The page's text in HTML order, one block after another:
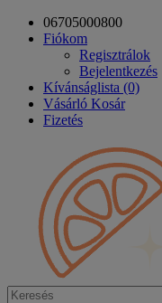
06705000800
Fiókom
Regisztrálok
Bejelentkezés
Kívánságlista (0)
Vásárló Kosár
Fizetés